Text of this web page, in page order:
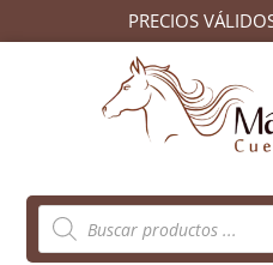
PRECIOS
Búsqueda
de
productos